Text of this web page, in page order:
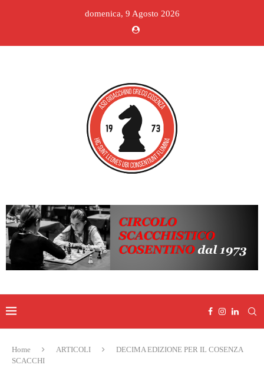
domenica, 9 Agosto 2026
Home ARTICOLI
DECIMA EDIZIONE PER IL COSENZA
SCACCHI